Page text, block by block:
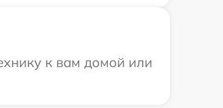
к вам домой или